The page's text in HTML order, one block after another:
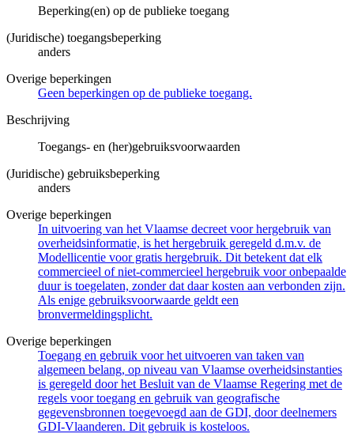
Beperking(en) op de publieke toegang
(Juridische) toegangsbeperking
anders
Overige beperkingen
Geen beperkingen op de publieke toegang.
Beschrijving
Toegangs- en (her)gebruiksvoorwaarden
(Juridische) gebruiksbeperking
anders
Overige beperkingen
In uitvoering van het Vlaamse decreet voor hergebruik van
overheidsinformatie, is het hergebruik geregeld d.m.v. de
Modellicentie voor gratis hergebruik. Dit betekent dat elk
commercieel of niet-commercieel hergebruik voor onbepaalde
duur is toegelaten, zonder dat daar kosten aan verbonden zijn.
Als enige gebruiksvoorwaarde geldt een
bronvermeldingsplicht.
Overige beperkingen
Toegang en gebruik voor het uitvoeren van taken van
algemeen belang, op niveau van Vlaamse overheidsinstanties
is geregeld door het Besluit van de Vlaamse Regering met de
regels voor toegang en gebruik van geografische
gegevensbronnen toegevoegd aan de GDI, door deelnemers
GDI-Vlaanderen. Dit gebruik is kosteloos.